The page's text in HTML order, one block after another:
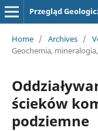
Przegląd
Home / Archives /
Geochemia,
ścieków
podziemne